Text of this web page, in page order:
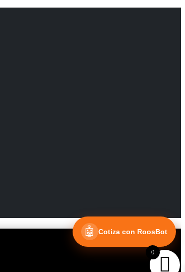
🤖 Cotiza con RoosBot
0